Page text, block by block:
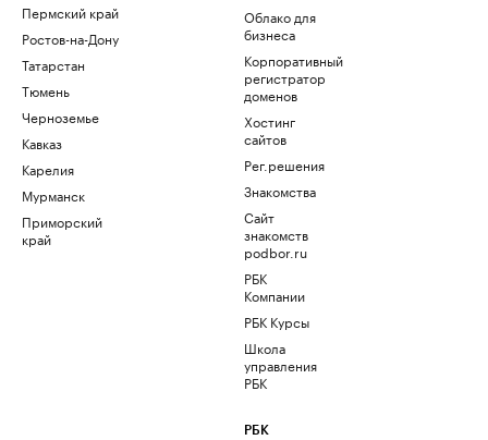
Пермский край
Ростов-на-Дону
Татарстан
Тюмень
Черноземье
Кавказ
Карелия
Мурманск
Приморский
край
Облако для
бизнеса
Корпоративный
регистратор
доменов
Хостинг
сайтов
Рег.решения
Знакомства
Сайт
знакомств
podbor.ru
РБК
Компании
РБК Курсы
Школа
управления
РБК
РБК